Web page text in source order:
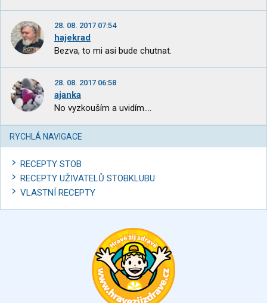
28. 08. 2017 07:54
hajekrad
Bezva, to mi asi bude chutnat.
28. 08. 2017 06:58
ajanka
No vyzkouším a uvidím....
RYCHLÁ NAVIGACE
RECEPTY STOB
RECEPTY UŽIVATELŮ STOBKLUBU
VLASTNÍ RECEPTY